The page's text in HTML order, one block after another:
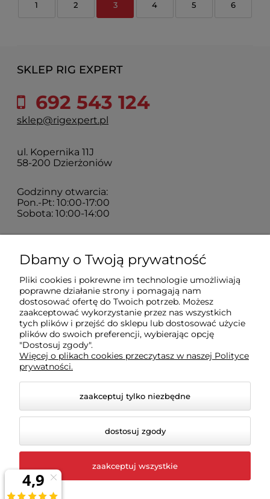
1 2 3 4 5 6
SKLEP RIG EXPERT
692 543 124
sklep@rigexpert.pl
ul. Kopernika 11J
58-200 Dzierżoniów
Godzinny otwarcia:
Pon.-Pt: 10:00-17:00
Sobota: 10:00-14:00
Zakupy
Sklep
Moje konto
Pomoc
© 2026 rigexpert.pl. Wszelkie prawa zastrzeżone.
Dbamy o Twoją prywatność
Pliki cookies i pokrewne im technologie umożliwiają
poprawne działanie strony i pomagają nam
dostosować ofertę do Twoich potrzeb. Możesz
zaakceptować wykorzystanie przez nas wszystkich
tych plików i przejść do sklepu lub dostosować użycie
plików do swoich preferencji, wybierając opcję
"Dostosuj zgody".
Więcej o plikach cookies przeczytasz w naszej Polityce
prywatności.
zaakceptuj tylko niezbędne
dostosuj zgody
zaakceptuj wszystkie